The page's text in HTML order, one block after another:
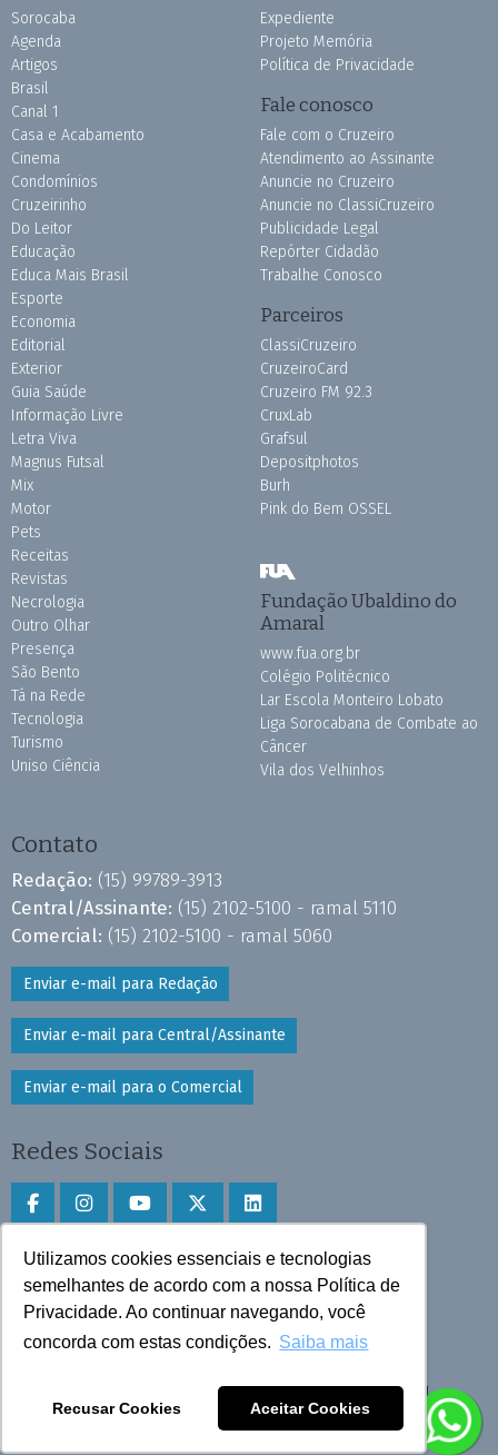
Utilizamos cookies essenciais e tecnologias
semelhantes de acordo com a nossa Política de
Privacidade. Ao continuar navegando, você
concorda com estas condições. Saiba mais
Recusar Cookies Aceitar Cookies
Sorocaba
Agenda
Artigos
Brasil
Canal 1
Casa e Acabamento
Cinema
Condomínios
Cruzeirinho
Do Leitor
Educação
Educa Mais Brasil
Esporte
Economia
Editorial
Exterior
Guia Saúde
Informação Livre
Letra Viva
Magnus Futsal
Mix
Motor
Pets
Receitas
Revistas
Necrologia
Outro Olhar
Presença
São Bento
Tá na Rede
Tecnologia
Turismo
Uniso Ciência
Expediente
Projeto Memória
Política de Privacidade
Fale conosco
Fale com o Cruzeiro
Atendimento ao Assinante
Anuncie no Cruzeiro
Anuncie no ClassiCruzeiro
Publicidade Legal
Repórter Cidadão
Trabalhe Conosco
Parceiros
ClassiCruzeiro
CruzeiroCard
Cruzeiro FM 92.3
CruxLab
Grafsul
Depositphotos
Burh
Pink do Bem OSSEL
Fundação Ubaldino do
Amaral
www.fua.org.br
Colégio Politécnico
Lar Escola Monteiro Lobato
Liga Sorocabana de Combate ao
Câncer
Vila dos Velhinhos
Contato
Redação: (15) 99789-3913
Central/Assinante: (15) 2102-5100 - ramal 5110
Comercial: (15) 2102-5100 - ramal 5060
Enviar e-mail para Redação
Enviar e-mail para Central/Assinante
Enviar e-mail para o Comercial
Redes Sociais
Faça download do aplicativo
Play Store e App Store
Todos os direitos reservados © 2025 Cruzeiro do Sul